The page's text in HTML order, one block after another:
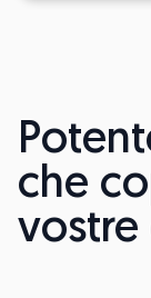
che
vostre